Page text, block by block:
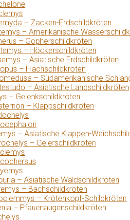
– Zacken-Erdschildkröten
– Amerikanische
– Gopherschildkröten
– Höckerschildkröten
– Asiatische Erdschildkröten
– Flachschildkröten
– Südamerikanische
– Asiatische Landschildkröten
– Gelenkschildkröten
– Klappschildkröten
– Asiatische Klappen-
– Geierschildkröten
– Asiatische Waldschildkröten
– Bachschildkröten
– Krötenkopf-Schildkröten
– Pfauenaugenschildkröten